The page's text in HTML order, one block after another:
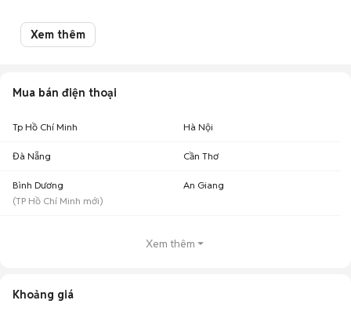
Mua bán Vivo V20 cũ
Chợ Tốt có 9 tin đăng bán, mua Vivo V20 cũ với nhiều khoảng giá giúp
Xem thêm
Mua bán điện thoại
Tp Hồ Chí Minh Hà Nội
Đà Nẵng Cần Thơ
Bình Dương
(TP Hồ Chí Minh mới)
An Giang
Xem thêm
Khoảng giá